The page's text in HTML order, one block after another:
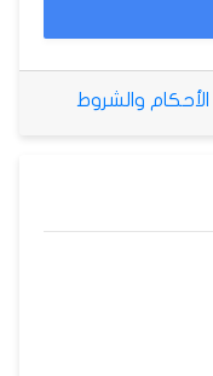
الأحكام والشروط